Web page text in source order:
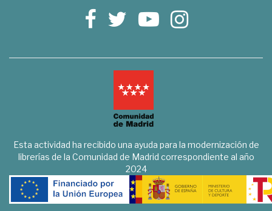
Esta actividad ha recibido una ayuda para la modernización de
librerías de la Comunidad de Madrid correspondiente al año
2024